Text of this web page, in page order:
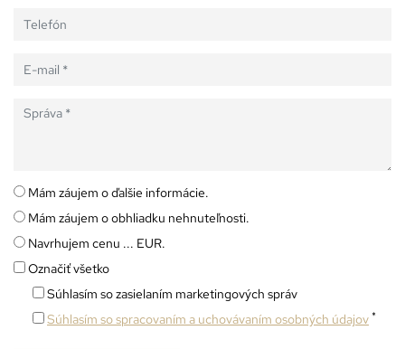
Mám záujem o ďalšie informácie.
Mám záujem o obhliadku nehnuteľnosti.
Navrhujem cenu ... EUR.
Označiť všetko
Súhlasím so zasielaním marketingových správ
Súhlasím so spracovaním a uchovávaním osobných údajov *